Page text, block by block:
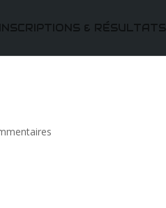
INSCRIPTIONS & RÉSULTATS